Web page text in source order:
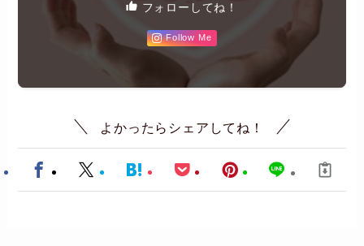
フォローしてね！
Follow Me
よかったらシェアしてね！